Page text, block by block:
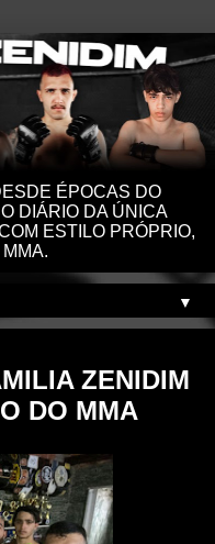
ÉPOCAS DO
DIÁRIO DA ÚNICA
ESTILO PRÓPRIO,
▼
ZENIDIM
DO MMA